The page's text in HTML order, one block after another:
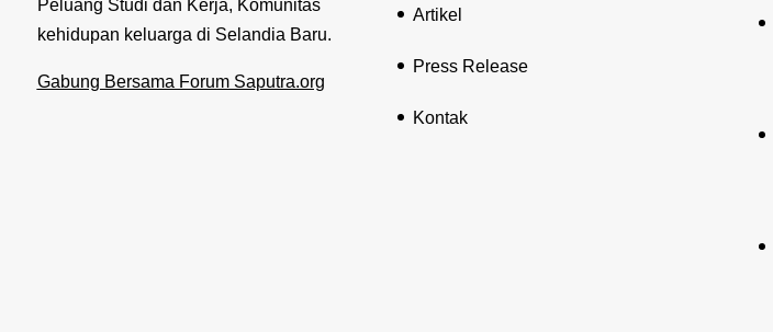
Peluang Studi dan Kerja, Komunitas
kehidupan keluarga di Selandia Baru.
Gabung Bersama Forum Saputra.org
Artikel
Press Release
Kontak